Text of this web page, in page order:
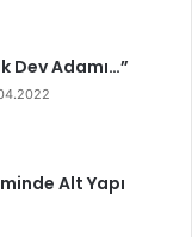
Dev Adamı…”
Alt Yapı